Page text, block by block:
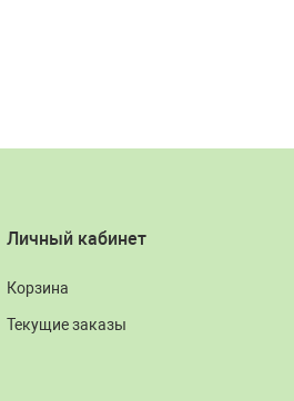
Личный кабинет
Корзина
Текущие заказы